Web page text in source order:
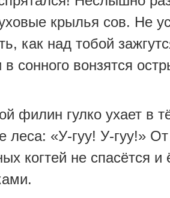
крылья сов. Не
как над тобой
в сонного вонзятся
филин гулко ухает в
леса: «У-гуу! У-гуу!» От
когтей не спасётся